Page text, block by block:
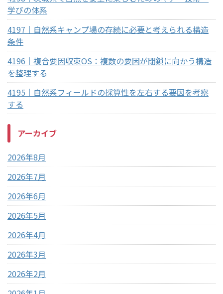
学びの体系
4197｜自然系キャンプ場の存続に必要と考えられる構造
条件
4196｜複合要因収束OS：複数の要因が閉鎖に向かう構造
を整理する
4195｜自然系フィールドの採算性を左右する要因を考察
する
アーカイブ
2026年8月
2026年7月
2026年6月
2026年5月
2026年4月
2026年3月
2026年2月